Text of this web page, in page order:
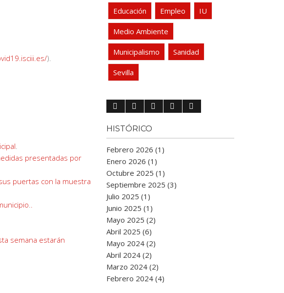
).
.
presentadas por
puertas con la muestra
..
semana estarán
Educación Empleo IU
Medio Ambiente
Municipalismo Sanidad
Sevilla
HISTÓRICO
Febrero 2026 (1)
Enero 2026 (1)
Octubre 2025 (1)
Septiembre 2025 (3)
Julio 2025 (1)
Junio 2025 (1)
Mayo 2025 (2)
Abril 2025 (6)
Mayo 2024 (2)
Abril 2024 (2)
Marzo 2024 (2)
Febrero 2024 (4)